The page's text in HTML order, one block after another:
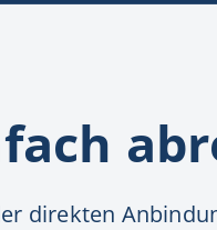
direkten